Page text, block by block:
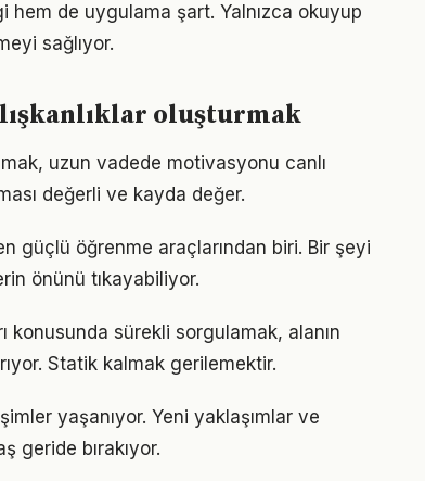
hem de uygulama şart. Yalnızca okuyup
sağlıyor.
oluşturmak
uzun vadede motivasyonu canlı
değerli ve kayda değer.
güçlü öğrenme araçlarından biri. Bir şeyi
önünü tıkayabiliyor.
konusunda sürekli sorgulamak, alanın
Statik kalmak gerilemektir.
yaşanıyor. Yeni yaklaşımlar ve
geride bırakıyor.